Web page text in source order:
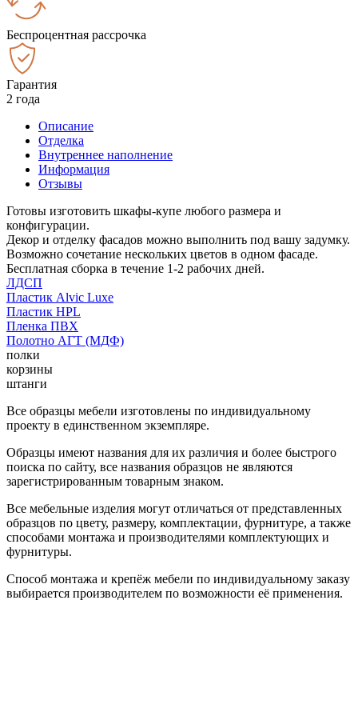
Беспроцентная рассрочка
Гарантия
2 года
Описание
Отделка
Внутреннее наполнение
Информация
Отзывы
Готовы изготовить шкафы-купе любого размера и
конфигурации.
Декор и отделку фасадов можно выполнить под вашу задумку.
Возможно сочетание нескольких цветов в одном фасаде.
Бесплатная сборка в течение 1-2 рабочих дней.
ЛДСП
Пластик Alvic Luxe
Пластик HPL
Пленка ПВХ
Полотно АГТ (МДФ)
полки
корзины
штанги
Все образцы мебели изготовлены по индивидуальному
проекту в единственном экземпляре.
Образцы имеют названия для их различия и более быстрого
поиска по сайту, все названия образцов не являются
зарегистрированным товарным знаком.
Все мебельные изделия могут отличаться от представленных
образцов по цвету, размеру, комплектации, фурнитуре, а также
способами монтажа и производителями комплектующих и
фурнитуры.
Способ монтажа и крепёж мебели по индивидуальному заказу
выбирается производителем по возможности её применения.